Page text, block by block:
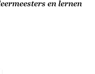
en lernen